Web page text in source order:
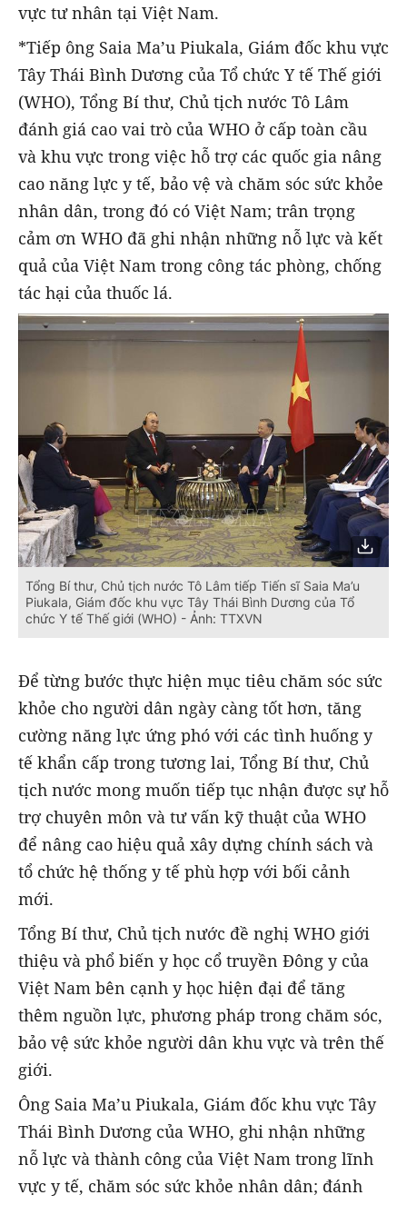
vực tư nhân tại Việt Nam.
*Tiếp ông Saia Ma’u Piukala, Giám đốc khu vực
Tây Thái Bình Dương của Tổ chức Y tế Thế giới
(WHO), Tổng Bí thư, Chủ tịch nước Tô Lâm
đánh giá cao vai trò của WHO ở cấp toàn cầu
và khu vực trong việc hỗ trợ các quốc gia nâng
cao năng lực y tế, bảo vệ và chăm sóc sức khỏe
nhân dân, trong đó có Việt Nam; trân trọng
cảm ơn WHO đã ghi nhận những nỗ lực và kết
quả của Việt Nam trong công tác phòng, chống
tác hại của thuốc lá.
Tổng Bí thư, Chủ tịch nước Tô Lâm tiếp Tiến sĩ Saia Ma’u
Piukala, Giám đốc khu vực Tây Thái Bình Dương của Tổ
chức Y tế Thế giới (WHO) - Ảnh: TTXVN
Để từng bước thực hiện mục tiêu chăm sóc sức
khỏe cho người dân ngày càng tốt hơn, tăng
cường năng lực ứng phó với các tình huống y
tế khẩn cấp trong tương lai, Tổng Bí thư, Chủ
tịch nước mong muốn tiếp tục nhận được sự hỗ
trợ chuyên môn và tư vấn kỹ thuật của WHO
để nâng cao hiệu quả xây dựng chính sách và
tổ chức hệ thống y tế phù hợp với bối cảnh
mới.
Tổng Bí thư, Chủ tịch nước đề nghị WHO giới
thiệu và phổ biến y học cổ truyền Đông y của
Việt Nam bên cạnh y học hiện đại để tăng
thêm nguồn lực, phương pháp trong chăm sóc,
bảo vệ sức khỏe người dân khu vực và trên thế
giới.
Ông Saia Ma’u Piukala, Giám đốc khu vực Tây
Thái Bình Dương của WHO, ghi nhận những
nỗ lực và thành công của Việt Nam trong lĩnh
vực y tế, chăm sóc sức khỏe nhân dân; đánh